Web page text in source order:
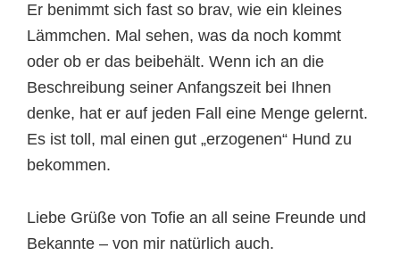
Er benimmt sich fast so brav, wie ein kleines
Lämmchen. Mal sehen, was da noch kommt
oder ob er das beibehält. Wenn ich an die
Beschreibung seiner Anfangszeit bei Ihnen
denke, hat er auf jeden Fall eine Menge gelernt.
Es ist toll, mal einen gut „erzogenen“ Hund zu
bekommen.
Liebe Grüße von Tofie an all seine Freunde und
Bekannte – von mir natürlich auch.